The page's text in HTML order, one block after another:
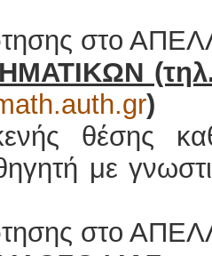
στο
)
θέσης
με
στο